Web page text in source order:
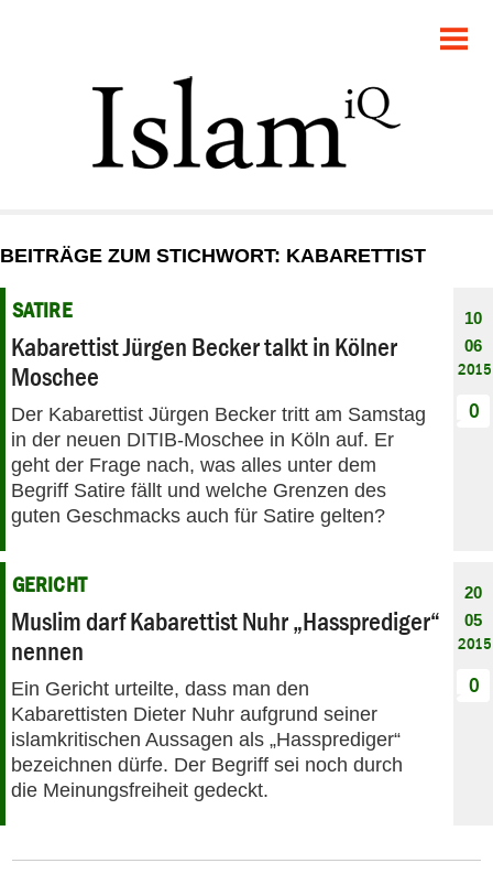
GESELLSCHAFT
STARTSEITE
DEBATTE
PANORAMA
BEITRÄGE ZUM STICHWORT: KABARETTIST
SATIRE
Kabarettist Jürgen Becker talkt in Kölner
Moschee
Der Kabarettist Jürgen Becker tritt am Samstag
in der neuen DITIB-Moschee in Köln auf. Er
geht der Frage nach, was alles unter dem
Begriff Satire fällt und welche Grenzen des
guten Geschmacks auch für Satire gelten?
10
06
2015
0
GERICHT
Muslim darf Kabarettist Nuhr „Hassprediger“
nennen
Ein Gericht urteilte, dass man den
Kabarettisten Dieter Nuhr aufgrund seiner
islamkritischen Aussagen als „Hassprediger“
bezeichnen dürfe. Der Begriff sei noch durch
die Meinungsfreiheit gedeckt.
20
05
2015
0